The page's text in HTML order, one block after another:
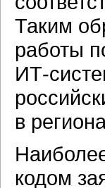
Таким
работы
ИТ-
в
кодом